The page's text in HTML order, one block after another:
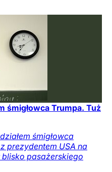
śmigłowca Trumpa. Tuż
śmigłowca
prezydentem USA na
blisko pasażerskiego